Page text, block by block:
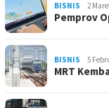
BISNIS 2
Pemprov
BISNIS 5
MRT